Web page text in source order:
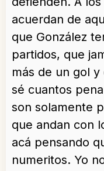
acuerdan de
que González
partidos, que
más de un gol
sé cuantos
son solamente
que andan con
acá pensando
numeritos. Yo